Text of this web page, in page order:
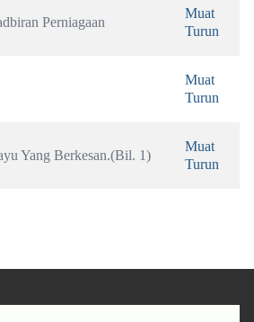
Perniagaan
Muat
Turun
Muat
Turun
Yang Berkesan.(Bil. 1)
Muat
Turun